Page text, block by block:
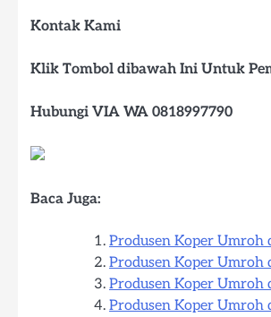
Kontak Kami
Klik Tombol dibawah Ini Untuk
Hubungi VIA WA 0818997790
Baca Juga:
Produsen Koper Umroh
Produsen Koper Umroh
Produsen Koper Umroh
Produsen Koper Umroh